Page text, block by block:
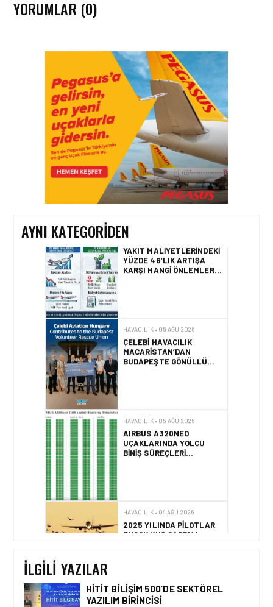
YORUMLAR (0)
AYNI KATEGORIDEN
HAVACILIK • 06 AĞU 2026
HITIT BILIŞIM 500’DE
SEKTÖREL YAZILIM
BIRINCISI
HAVACILIK • 05 AĞU 2026
YAKIT MALIYETLERINDEKI
YÜZDE 46’LIK ARTIŞA
KARŞI HANGI ÖNLEMLER
ALINIYOR?
HAVACILIK • 05 AĞU 2026
ÇELEBI HAVACILIK
MACARISTAN’DAN
BUDAPEŞTE GÖNÜLLÜ
HAVACILIK • 05 AĞU 2026
AIRBUS A320NEO
UÇAKLARINDA YOLCU
BINIŞ SÜREÇLERI
2025 YILINDA PILOTLAR
ENÇOK KUŞ ÇARPMA
OLAYINI RAPOR ETTI
HAVACILIK • 04 AĞU 2026
IFATCA 2027 YILLIK
İLGILI YAZILAR
HITIT BILIŞIM 500’DE SEKTÖREL
YAZILIM BIRINCISI